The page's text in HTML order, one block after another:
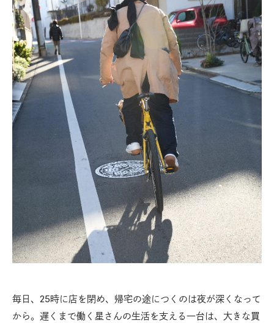
毎日、25時に店を閉め、帰宅の途につくのは夜が深くなって
から。遅くまで働く星さんの生活を支える一台は、大きな買